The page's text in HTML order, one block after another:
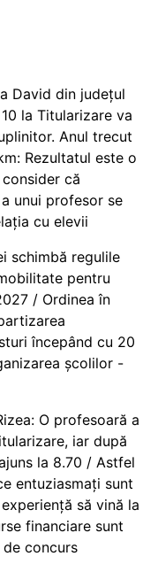
David din județul
la Titularizare va
Anul trecut
Rezultatul este o
că
unui profesor se
cu elevii
schimbă regulile
pentru
/ Ordinea în
începând cu 20
școlilor -
O profesoară a
iar după
la 8.70 / Astfel
entuziasmați sunt
să vină la
financiare sunt
concurs